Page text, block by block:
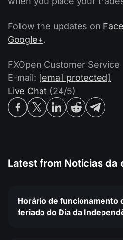
O que é PAMM?
Classificação de contas
PAMM ECN
Masters e Seguidores
Ferramentas de
Promoções
Concursos Forex
Commodities
ETF
Criptomoedas
FXOpen App para Android
API FIX
Calendário Econômico
Notícias e análises
Fórum Forex
Centro de ajuda
O que é negociação de
O que é um corretor
Notícias da empresa
Por que nós?
História
Contate-nos
Follow the updates on
Google+.
FXOpen Customer Service
E-mail: [email protected]
Live Chat (24/5)
Latest from Notícias da
Horário de funcionamento
feriado do Dia da